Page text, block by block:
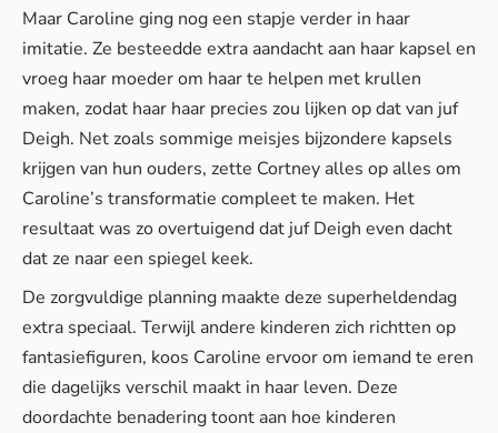
Maar Caroline ging nog een stapje verder in haar
imitatie. Ze besteedde extra aandacht aan haar kapsel en
vroeg haar moeder om haar te helpen met krullen
maken, zodat haar haar precies zou lijken op dat van juf
Deigh. Net zoals sommige meisjes bijzondere kapsels
krijgen van hun ouders, zette Cortney alles op alles om
Caroline’s transformatie compleet te maken. Het
resultaat was zo overtuigend dat juf Deigh even dacht
dat ze naar een spiegel keek.
De zorgvuldige planning maakte deze superheldendag
extra speciaal. Terwijl andere kinderen zich richtten op
fantasiefiguren, koos Caroline ervoor om iemand te eren
die dagelijks verschil maakt in haar leven. Deze
doordachte benadering toont aan hoe kinderen